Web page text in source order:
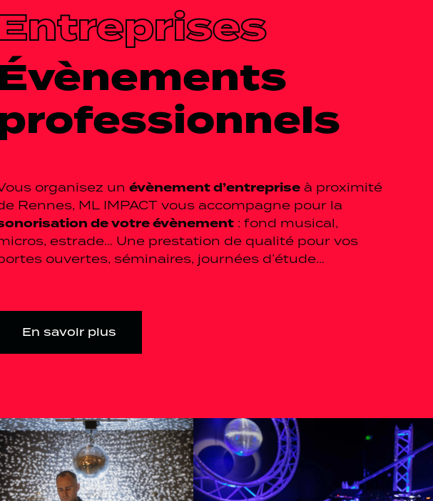
organisez un évènement d’entreprise à proximité
Rennes, ML IMPACT vous accompagne pour la
de votre évènement : fond musical,
estrade… Une prestation de qualité pour vos
ouvertes, séminaires, journées d’étude…
En savoir plus